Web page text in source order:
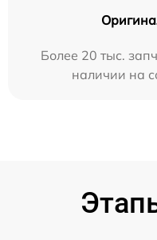
Более 20 тыс.
наличии на